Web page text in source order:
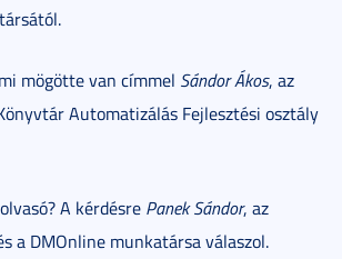
mögötte van címmel Sándor Ákos, az
Automatizálás Fejlesztési osztály
A kérdésre Panek Sándor, az
a DMOnline munkatársa válaszol.